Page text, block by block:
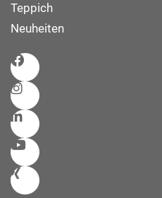
Teppich
Neuheiten